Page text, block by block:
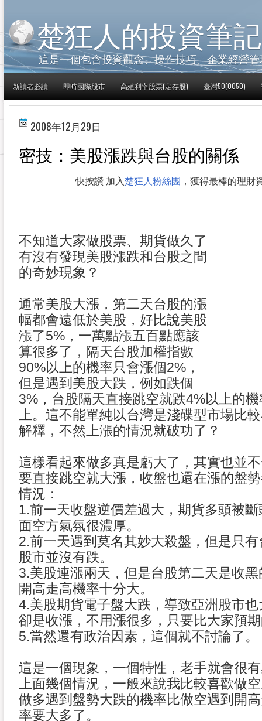
楚狂人的投資筆記
這是一個包含投資觀念、操作技巧、企業經營
新讀者必讀 即時國際股市 高殖利率股票(定存股) 臺灣50(0050)
2008年12月29日
密技：美股漲跌與台股的關係
快按讚 加入楚狂人粉絲團 ，獲得最棒的理財
不知道大家做股票、期貨做久了
有沒有發現美股漲跌和台股之間
的奇妙現象？
通常美股大漲，第二天台股的漲
幅都會遠低於美股，好比說美股
漲了5%，一萬點漲五百點應該
算很多了，隔天台股加權指數
90%以上的機率只會漲個2%，
但是遇到美股大跌，例如跌個
3%，台股隔天直接跳空就跌4%以上的
上。這不能單純以台灣是淺碟型市場比
解釋，不然上漲的情況就破功了？
這樣看起來做多真是虧大了，其實也並
要直接跳空就大漲，收盤也還在漲的盤
情況：
1.前一天收盤逆價差過大，期貨多頭被
面空方氣氛很濃厚。
2.前一天遇到莫名其妙大殺盤，但是只
股市並沒有跌。
3.美股連漲兩天，但是台股第二天是收
開高走高機率十分大。
4.美股期貨電子盤大跌，導致亞洲股市
卻是收漲，不用漲很多，只要比大家預
5.當然還有政治因素，這個就不討論了。
這是一個現象，一個特性，老手就會很
上面幾個情況，一般來說我比較喜歡做
做多遇到盤勢大跌的機率比做空遇到開
率要大多了。